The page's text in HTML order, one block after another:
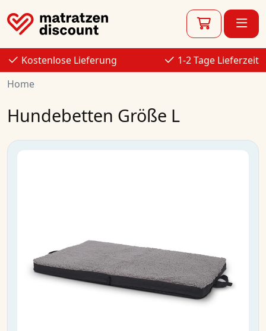
Kostenlose Lieferung
1-2 Tage Lieferzeit
Home
Hundebetten Größe L